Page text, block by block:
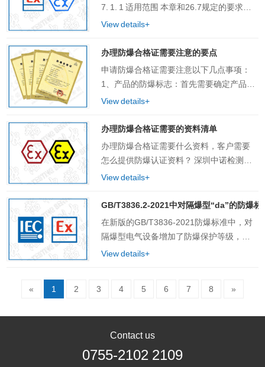
7. 1. 1 适用范围 本章和26.7规定的要求应
适用于与防爆型式有关的非金属外壳和外
View details+
办理防爆合格证需要注意的要点
申请防爆合格证需要注意以下几点事项：
1、产品的防爆标志：首先需要确定产品的
防爆标志，这是产品评估的目标防爆等
品的使用场所、安装方式或产品说明书，
以便我们为您……
View details+
办理防爆合格证需要的资料清单
办理防爆合格证需要什么资料，客户需要
怎么提供防爆认证资料？ 深圳中诺检测技
术有限公司在这里总结下做防爆认证的需
所不同，以下资料仅供参考，详细清单可
以进一步咨询……
View details+
GB/T3836.2-2021中对隔爆型“da”的防爆标
在新版的GB/T3836-2021防爆标准中，对
隔爆型电气设备增加了防爆保护等级，分
为： "da"保护等级（EPL"Ma"或"Ga"）
View details+
« 1 2 3 4 5 6 7 8 »
Contact us
0755-2102 2109